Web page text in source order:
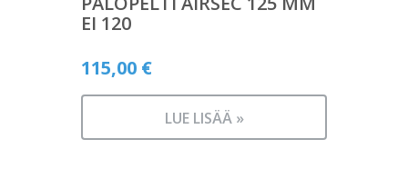
EI 120
115,00 €
LUE LISÄÄ »